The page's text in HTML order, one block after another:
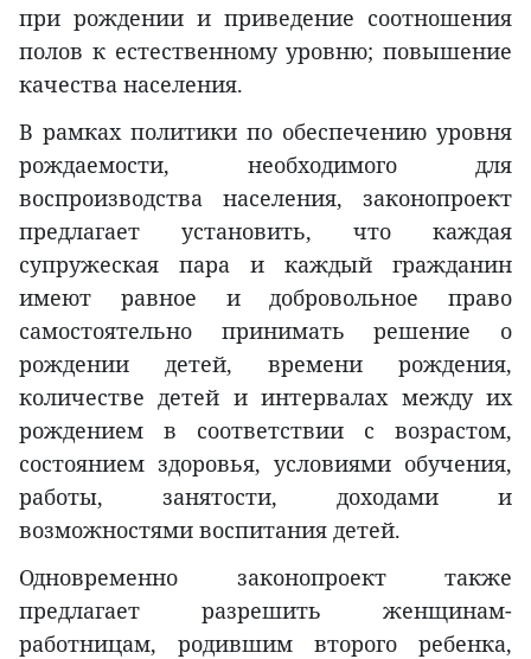
при рождении и приведение соотношения
полов к естественному уровню; повышение
качества населения.
В рамках политики по обеспечению уровня
рождаемости, необходимого для
воспроизводства населения, законопроект
предлагает установить, что каждая
супружеская пара и каждый гражданин
имеют равное и добровольное право
самостоятельно принимать решение о
рождении детей, времени рождения,
количестве детей и интервалах между их
рождением в соответствии с возрастом,
состоянием здоровья, условиями обучения,
работы, занятости, доходами и
возможностями воспитания детей.
Одновременно законопроект также
предлагает разрешить женщинам-
работницам, родившим второго ребенка,